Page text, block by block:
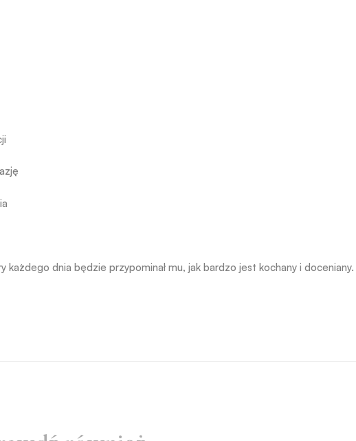
dnia będzie przypominał mu, jak bardzo jest kochany i